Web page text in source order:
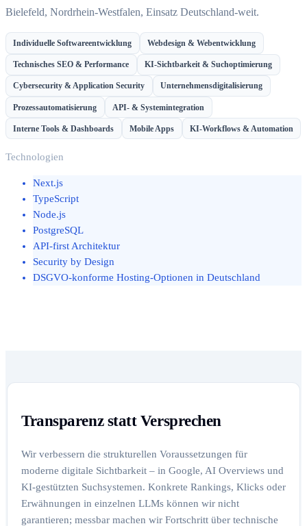
Bielefeld, Nordrhein-Westfalen, Einsatz Deutschland-weit.
Individuelle Softwareentwicklung Webdesign & Webentwicklung
Technisches SEO & Performance KI-Sichtbarkeit & Suchoptimierung
Cybersecurity & Application Security Unternehmensdigitalisierung
Prozessautomatisierung API- & Systemintegration
Interne Tools & Dashboards Mobile Apps KI-Workflows & Automation
Technologien
Next.js
TypeScript
Node.js
PostgreSQL
API-first Architektur
Security by Design
DSGVO-konforme Hosting-Optionen in Deutschland
Transparenz statt Versprechen
Wir verbessern die strukturellen Voraussetzungen für
moderne digitale Sichtbarkeit – in Google, AI Overviews und
KI-gestützten Suchsystemen. Konkrete Rankings, Klicks oder
Erwähnungen in einzelnen LLMs können wir nicht
garantieren; messbar machen wir Fortschritt über technische